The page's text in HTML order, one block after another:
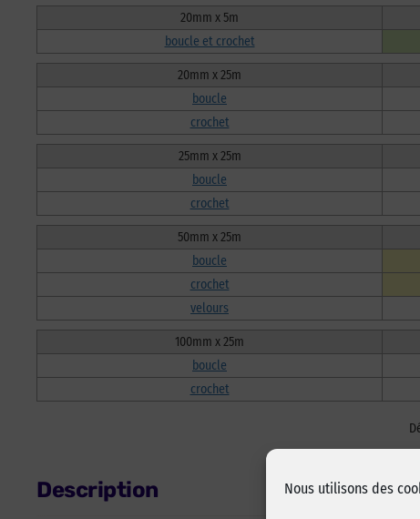
Nous utilisons des
20mm x 5m
boucle et crochet
20mm x 25m
boucle
crochet
25mm x 25m
boucle
crochet
50mm x 25m
boucle
crochet
velours
100mm x 25m
boucle
crochet
Description